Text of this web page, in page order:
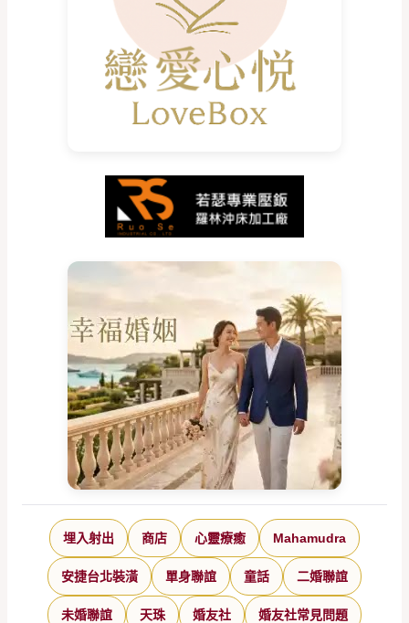
埋入射出 商店 心靈療癒 Mahamudra
安捷台北裝潢 單身聯誼 童話 二婚聯誼
未婚聯誼 天珠 婚友社 婚友社常見問題